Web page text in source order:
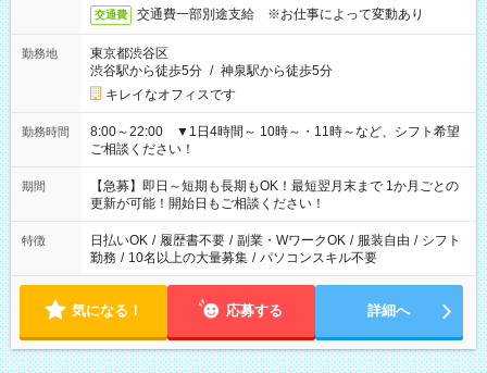
交通費 交通費一部別途支給 ※お仕事によって変動あり
勤務地
東京都渋谷区
渋谷駅から徒歩5分 / 神泉駅から徒歩5分
キレイなオフィスです
勤務時間
8:00～22:00 ▼1日4時間～ 10時～・11時～など、シフト希望
ご相談ください！
期間
【急募】即日～短期も長期もOK！最短翌月末まで 1か月ごとの
更新が可能！開始日もご相談ください！
特徴 日払いOK / 履歴書不要 / 副業・WワークOK / 服装自由 / シフト
勤務 / 10名以上の大量募集 / パソコンスキル不要
気になる！ 応募する 詳細へ